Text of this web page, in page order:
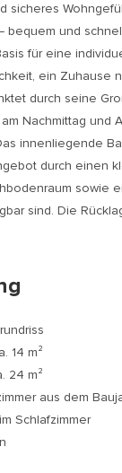
sicheres
bequem und
für eine
ein Zuhause
durch seine
Nachmittag und
innenliegende
durch einen
sowie
sind. Die
14 m²
24 m²
aus dem
Schlafzimmer